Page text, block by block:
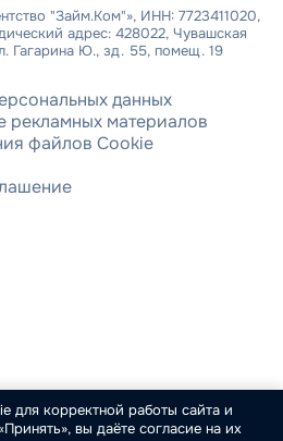
"Займ.Ком"», ИНН: 7723411020,
адрес: 428022, Чувашская
Гагарина Ю., зд. 55, помещ. 19
данных
рекламных материалов
файлов Cookie
для корректной работы сайта и
вы даёте согласие на их